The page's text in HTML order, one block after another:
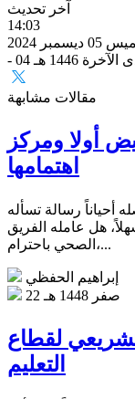
آخر تحديث
14:03
ديسمبر 2024
الآخرة 1446 هـ
مقالات مشابهة
أولا ومركز
اهتمامها
أحياناً رسالة تسأله
هل عامله الفريق
الصحي باحترام،...
إبراهيم الحفظي
22 صفر 1448 هـ
لقطاع
التعليم